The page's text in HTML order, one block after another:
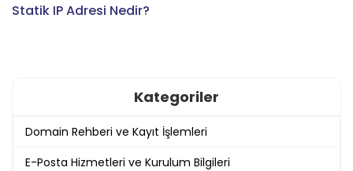
Statik IP Adresi Nedir?
Kategoriler
Domain Rehberi ve Kayıt İşlemleri
E-Posta Hizmetleri ve Kurulum Bilgileri